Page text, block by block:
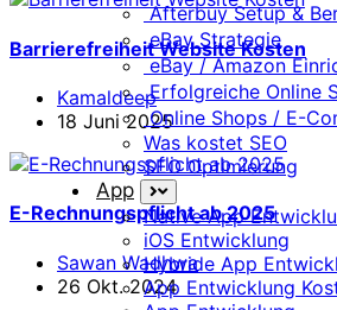
Afterbuy Setup &
eBay Strategie
eBay / Amazon
Erfolgreiche Online
Online Shops / E-
Was kostet SEO
SEO Optimierung
App
Native App
iOS Entwicklung
Hybride App
App Entwicklung
Barrierefreiheit Website Kosten
Kamaldeep
18 Juni 2025
E-Rechnungspflicht ab 2025
Sawan Wadhwa
26 Okt. 2024